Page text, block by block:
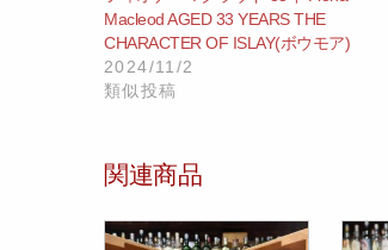
Macleod AGED 33 YEARS THE
CHARACTER OF ISLAY(ボウモア)
2024/11/2
類似投稿
関連商品